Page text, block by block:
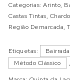
Categorias:Arinto,
Castas Tintas,
Região Demarcada,
Etiquetas: Bairrada
Método Clássico
,